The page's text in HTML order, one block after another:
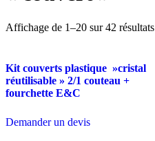
Affichage de 1–20 sur 42 résultats
Kit couverts plastique »cristal
réutilisable » 2/1 couteau +
fourchette E&C
Demander un devis